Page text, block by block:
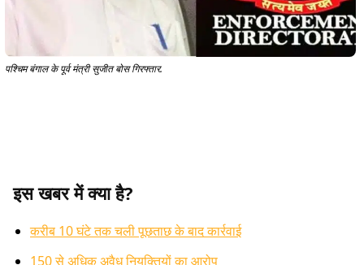
पश्चिम बंगाल के पूर्व मंत्री सुजीत बोस गिरफ्तार.
इस खबर में क्या है?
करीब 10 घंटे तक चली पूछताछ के बाद कार्रवाई
150 से अधिक अवैध नियुक्तियों का आरोप